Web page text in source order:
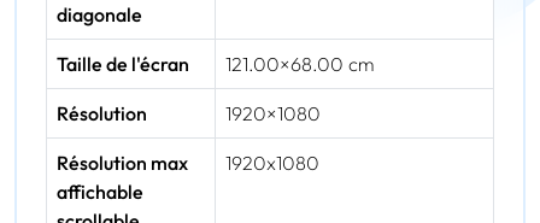
diagonale
Taille de l'écran 121.00×68.00 cm
Résolution 1920×1080
Résolution max
affichable
1920x1080